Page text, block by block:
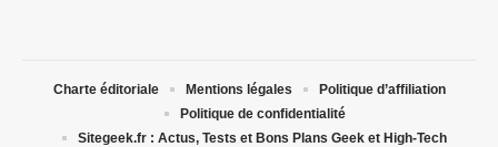
Charte éditoriale Mentions légales
Politique d’affiliation
Politique de confidentialité
Sitegeek.fr : Actus, Tests et Bons Plans Geek et High-Tech